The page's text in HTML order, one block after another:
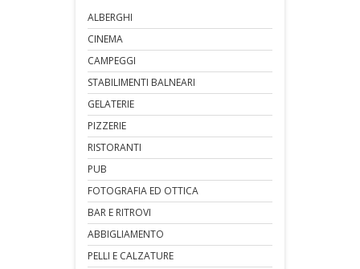
ALBERGHI
CINEMA
CAMPEGGI
STABILIMENTI BALNEARI
GELATERIE
PIZZERIE
RISTORANTI
PUB
FOTOGRAFIA ED OTTICA
BAR E RITROVI
ABBIGLIAMENTO
PELLI E CALZATURE